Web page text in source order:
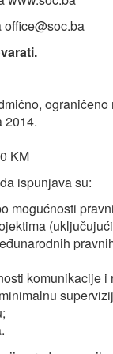
office@soc.ba
2014.
KM
ispunjava su:
mogućnosti
komunikacije